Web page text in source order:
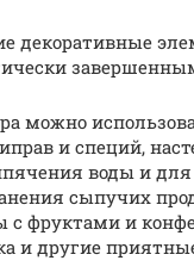
декоративные
можно
и специй,
воды и для
сыпучих
с фруктами и
и другие